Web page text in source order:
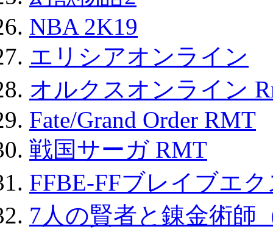
NBA 2K19
エリシアオンライン
オルクスオンライン
Fate/Grand Order RMT
戦国サーガ RMT
FFBE-FFブレイブエ
7人の賢者と錬金術師